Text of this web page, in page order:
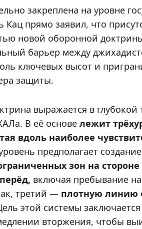
закреплена на уровне
прямо заявил, что
новой оборонной
барьер между
ключевых высот и
защиты.
выражается в
В её основе лежит
вдоль наиболее
предполагает создание
зон на
включая пребывание
третий — плотную линию
этой системы
вторжения, чтобы